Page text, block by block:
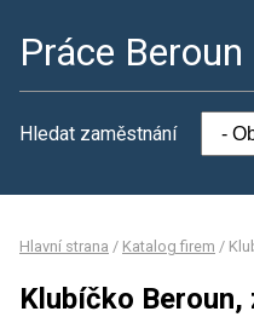
Práce Beroun
Hledat zaměstnání
Hlavní strana / Katalog firem /
Klubíčko Beroun,